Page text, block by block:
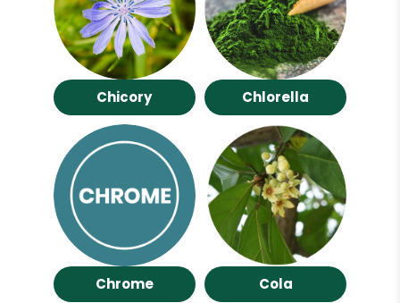
Chicory Chlorella
Chrome Cola